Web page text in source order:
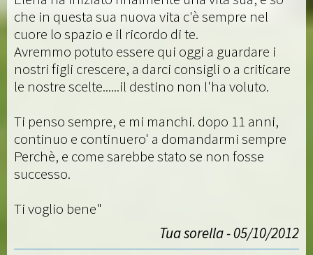
che in questa sua nuova vita c'è sempre nel
cuore lo spazio e il ricordo di te.
Avremmo potuto essere qui oggi a guardare i
nostri figli crescere, a darci consigli o a criticare
le nostre scelte......il destino non l'ha voluto.
Ti penso sempre, e mi manchi. dopo 11 anni,
continuo e continuero' a domandarmi sempre
Perchè, e come sarebbe stato se non fosse
successo.
Ti voglio bene"
Tua sorella - 05/10/2012